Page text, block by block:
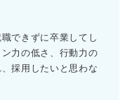
できずに卒業してし
力の低さ、行動力の
採用したいと思わな